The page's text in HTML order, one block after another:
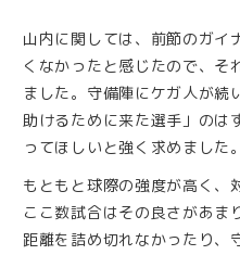
山内に関しては、前節のガイ
くなかったと感じたので、そ
ました。守備陣にケガ人が続
助けるために来た選手」のは
ってほしいと強く求めました。
もともと球際の強度が高く、
ここ数試合はその良さがあま
距離を詰め切れなかったり、